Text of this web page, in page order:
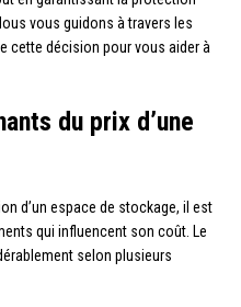
vous guidons à travers les
cette décision pour vous aider à
du prix d’une
d’un espace de stockage, il est
qui influencent son coût. Le
selon plusieurs